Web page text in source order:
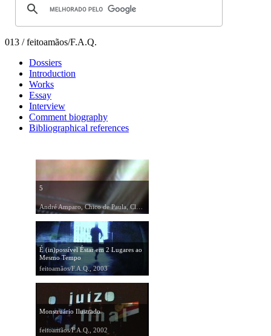
013 / feitoamãos/F.A.Q.
Dossiers
Introduction
Works
Essay
Interview
Comment biography
Bibliographical references
5
André Amparo, Chico de Paula, Cláudio Santos, feitoamãos/F.A.Q., Marcelo Braga, Marília Rocha, Rodrigo Minelli, 2000
É (in)possível Éstar em 2 Lugares ao
Mesmo Tempo
feitoamãos/F.A.Q., 2003
Monstruário Ilustrado
feitoamãos/F.A.Q., 2002